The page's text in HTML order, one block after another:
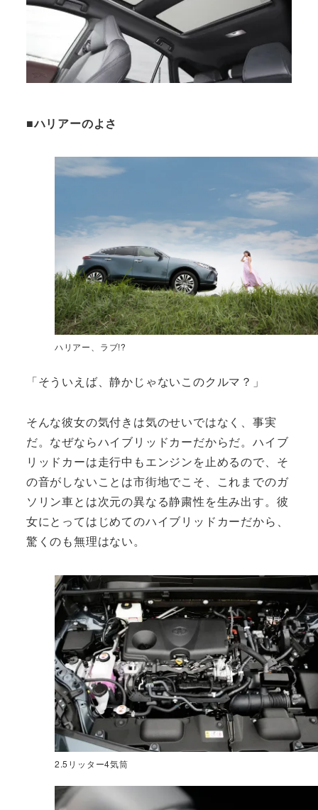
■ハリアーのよさ
ハリアー、ラブ!?
「そういえば、静かじゃないこのクルマ？」
そんな彼女の気付きは気のせいではなく、事実
だ。なぜならハイブリッドカーだからだ。ハイブ
リッドカーは走行中もエンジンを止めるので、そ
の音がしないことは市街地でこそ、これまでのガ
ソリン車とは次元の異なる静粛性を生み出す。彼
女にとってはじめてのハイブリッドカーだから、
驚くのも無理はない。
2.5リッター4気筒